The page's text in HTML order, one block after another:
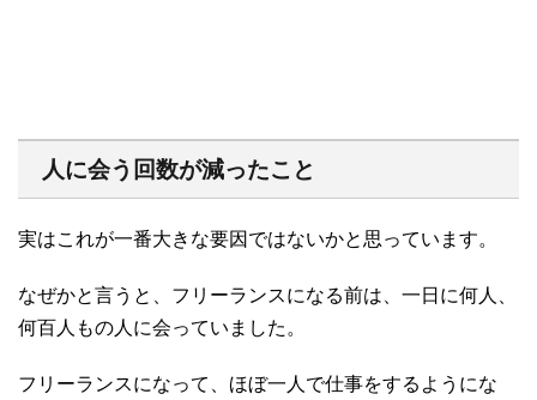
人に会う回数が減ったこと
実はこれが一番大きな要因ではないかと思っています。
なぜかと言うと、フリーランスになる前は、一日に何人、
何百人もの人に会っていました。
フリーランスになって、ほぼ一人で仕事をするようにな